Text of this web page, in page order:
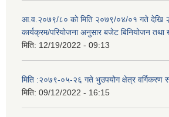
आ.व.२०७९/८० को मिति २०७९/०४/०१ गते देखि
कार्यक्रम/परियोजना अनुसार बजेट बिनियोजन तथा
मिति: 12/19/2022 - 09:13
मिति :२०७९-०५-२६ गते भुउपयोग क्षेत्र वर्गिकरण
मिति: 09/12/2022 - 16:15